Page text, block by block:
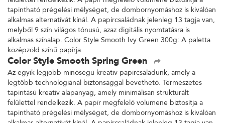
tapintható prégelési mélységet, de dombornyomáshoz is kiválóan
alkalmas alternatívát kínál. A papírcsaládnak jelenleg 13 tagja van,
melyből 9 szín világos tónusú, azaz digitális nyomtatásra is
alkalmas színalap. Color Style Smooth Ivy Green 300g: A paletta
középzöld színű papírja.
Color Style Smooth Spring Green
Az egyik legjobb minőségű kreatív papírcsaládunk, amely a
legtöbb technológiánál biztonsággal bevethető. Természetes
tapintású kreatív alapanyag, amely minimálisan strukturált
felülettel rendelkezik. A papír megfelelő volumene biztosítja a
tapintható prégelési mélységet, de dombornyomáshoz is kiválóan